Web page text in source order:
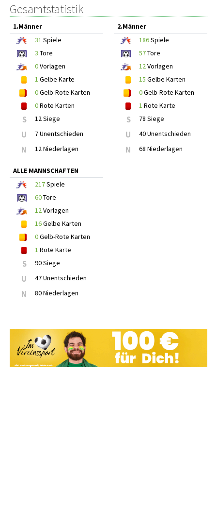
Gesamtstatistik
1.Männer
31 Spiele
3 Tore
0Vorlagen
1 Gelbe Karte
0Gelb-Rote Karten
0Rote Karten
S 12 Siege
U 7 Unentschieden
N 12 Niederlagen
2.Männer
186Spiele
57Tore
12Vorlagen
15 Gelbe Karten
0Gelb-Rote Karten
1 Rote Karte
S 78 Siege
U 40 Unentschieden
N 68 Niederlagen
ALLE MANNSCHAFTEN
217Spiele
60Tore
12Vorlagen
16Gelbe Karten
0Gelb-Rote Karten
1 Rote Karte
S 90 Siege
U 47 Unentschieden
N 80 Niederlagen